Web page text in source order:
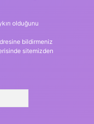
olduğunu
bildirmeniz
sitemizden